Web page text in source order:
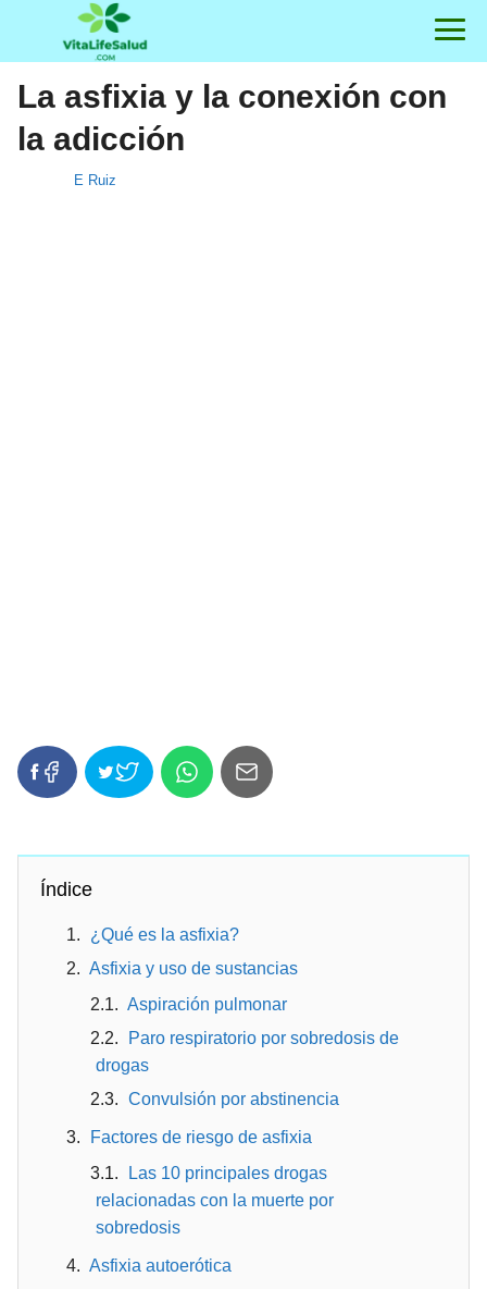
La asfixia y la conexión con
la adicción
E Ruiz
Índice
¿Qué es la asfixia?
Asfixia y uso de sustancias
Aspiración pulmonar
Paro respiratorio por sobredosis de
drogas
Convulsión por abstinencia
Factores de riesgo de asfixia
Las 10 principales drogas
relacionadas con la muerte por
sobredosis
Asfixia autoerótica